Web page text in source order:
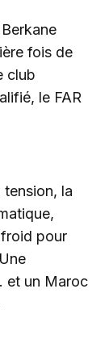
fois de
club
le FAR
tension, la
pour
et un Maroc